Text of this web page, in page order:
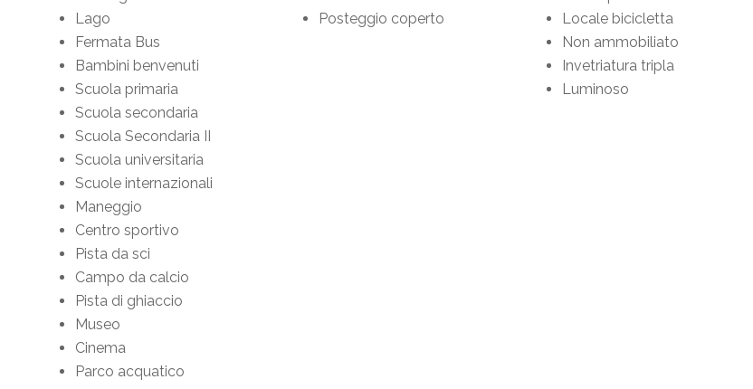
Lago
Fermata Bus
Bambini benvenuti
Scuola primaria
Scuola secondaria
Scuola Secondaria II
Scuola universitaria
Scuole internazionali
Maneggio
Centro sportivo
Pista da sci
Campo da calcio
Pista di ghiaccio
Museo
Cinema
Parco acquatico
Posteggio coperto
Locale bicicletta
Non ammobiliato
Invetriatura tripla
Luminoso